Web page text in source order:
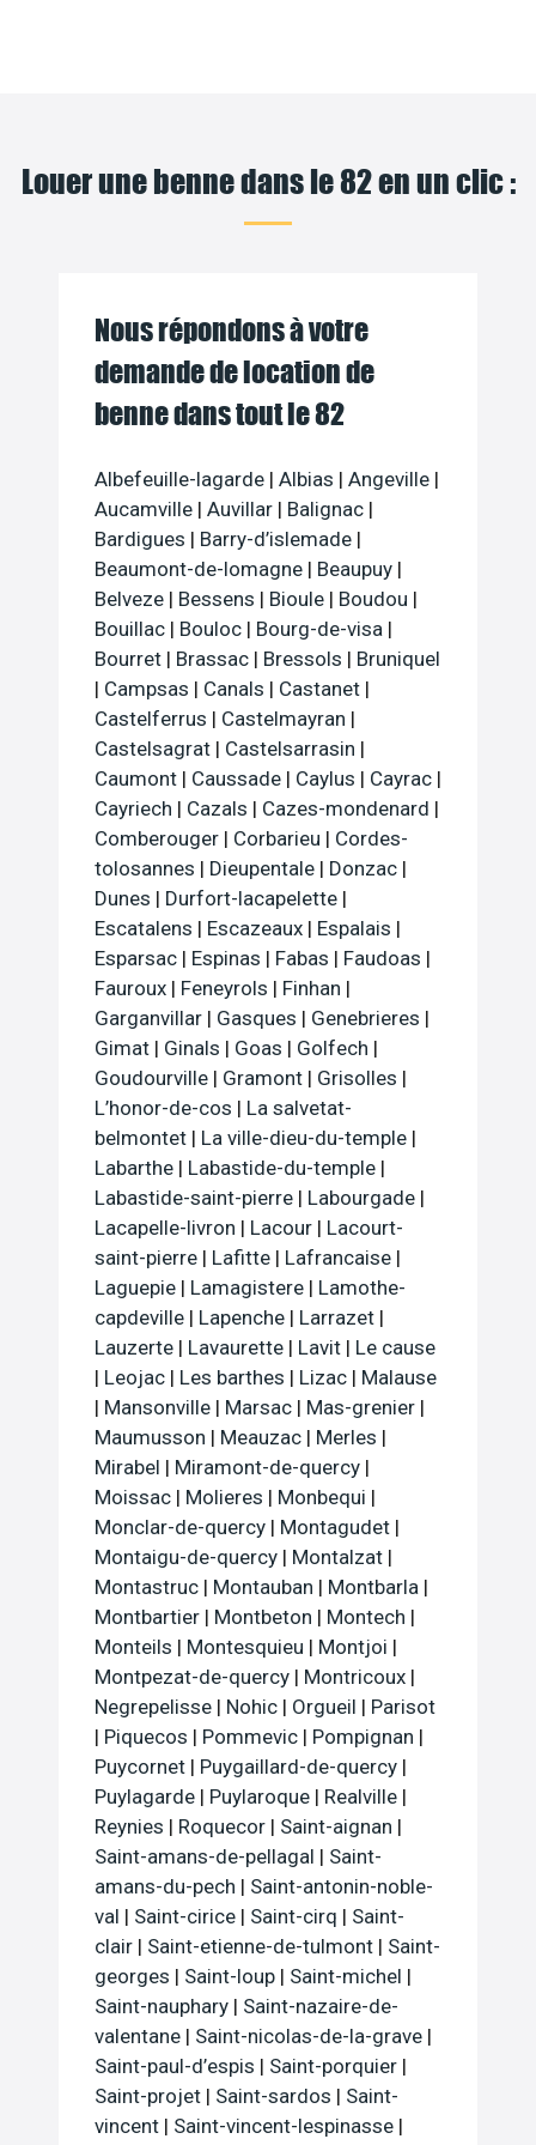
Louer une benne dans le 82 en un clic :
Nous répondons à votre
demande de location de
benne dans tout le 82
Albefeuille-lagarde | Albias | Angeville |
Aucamville | Auvillar | Balignac |
Bardigues | Barry-d’islemade |
Beaumont-de-lomagne | Beaupuy |
Belveze | Bessens | Bioule | Boudou |
Bouillac | Bouloc | Bourg-de-visa |
Bourret | Brassac | Bressols | Bruniquel
| Campsas | Canals | Castanet |
Castelferrus | Castelmayran |
Castelsagrat | Castelsarrasin |
Caumont | Caussade | Caylus | Cayrac |
Cayriech | Cazals | Cazes-mondenard |
Comberouger | Corbarieu | Cordes-
tolosannes | Dieupentale | Donzac |
Dunes | Durfort-lacapelette |
Escatalens | Escazeaux | Espalais |
Esparsac | Espinas | Fabas | Faudoas |
Fauroux | Feneyrols | Finhan |
Garganvillar | Gasques | Genebrieres |
Gimat | Ginals | Goas | Golfech |
Goudourville | Gramont | Grisolles |
L’honor-de-cos | La salvetat-
belmontet | La ville-dieu-du-temple |
Labarthe | Labastide-du-temple |
Labastide-saint-pierre | Labourgade |
Lacapelle-livron | Lacour | Lacourt-
saint-pierre | Lafitte | Lafrancaise |
Laguepie | Lamagistere | Lamothe-
capdeville | Lapenche | Larrazet |
Lauzerte | Lavaurette | Lavit | Le cause
| Leojac | Les barthes | Lizac | Malause
| Mansonville | Marsac | Mas-grenier |
Maumusson | Meauzac | Merles |
Mirabel | Miramont-de-quercy |
Moissac | Molieres | Monbequi |
Monclar-de-quercy | Montagudet |
Montaigu-de-quercy | Montalzat |
Montastruc | Montauban | Montbarla |
Montbartier | Montbeton | Montech |
Monteils | Montesquieu | Montjoi |
Montpezat-de-quercy | Montricoux |
Negrepelisse | Nohic | Orgueil | Parisot
| Piquecos | Pommevic | Pompignan |
Puycornet | Puygaillard-de-quercy |
Puylagarde | Puylaroque | Realville |
Reynies | Roquecor | Saint-aignan |
Saint-amans-de-pellagal | Saint-
amans-du-pech | Saint-antonin-noble-
val | Saint-cirice | Saint-cirq | Saint-
clair | Saint-etienne-de-tulmont | Saint-
georges | Saint-loup | Saint-michel |
Saint-nauphary | Saint-nazaire-de-
valentane | Saint-nicolas-de-la-grave |
Saint-paul-d’espis | Saint-porquier |
Saint-projet | Saint-sardos | Saint-
vincent | Saint-vincent-lespinasse |